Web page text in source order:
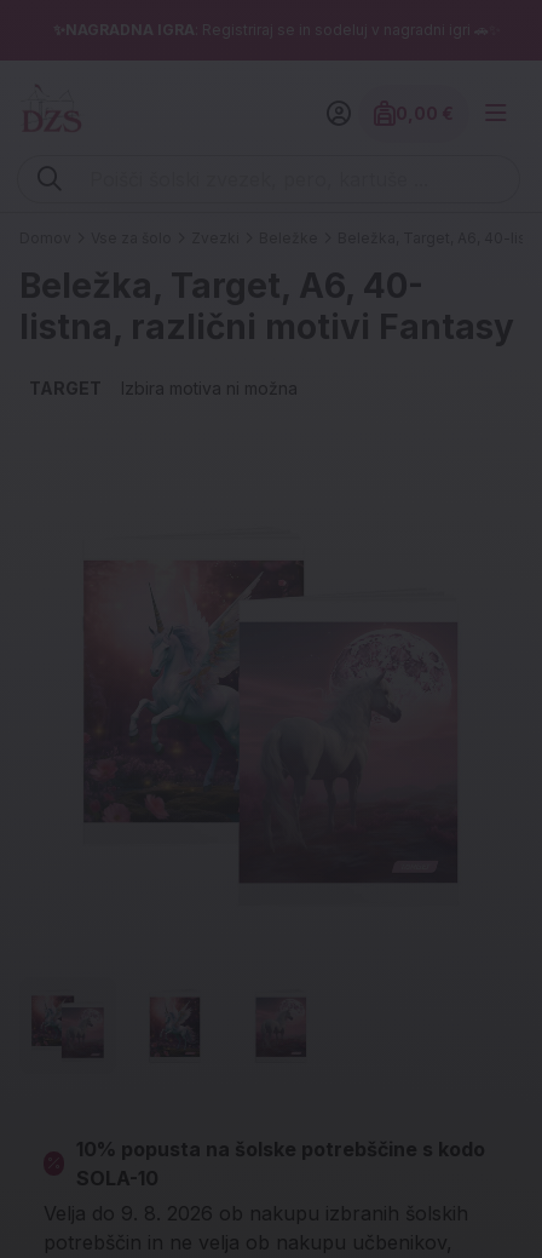
✨NAGRADNA IGRA : Registriraj se in sodeluj v nagradni igri 🚗✨
Vpišite iskalni niz (šolski zvezek, pero, kartuše ...)
Znesek
Beležka, Target, A6, 40-
listna, različni motivi Fantasy
TARGET Izbira motiva ni možna
10% popusta na šolske potrebščine s kodo
SOLA-10
Velja do 9. 8. 2026 ob nakupu izbranih šolskih
potrebščin in ne velja ob nakupu učbenikov,